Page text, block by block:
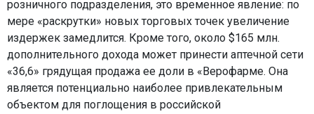
розничного подразделения, это временное явление: по
мере «раскрутки» новых торговых точек увеличение
издержек замедлится. Кроме того, около $165 млн.
дополнительного дохода может принести аптечной сети
«36,6» грядущая продажа ее доли в «Верофарме. Она
является потенциально наиболее привлекательным
объектом для поглощения в российской